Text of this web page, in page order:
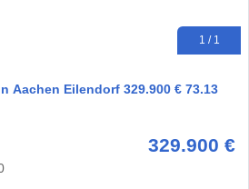
1 / 1
Aachen Eilendorf 329.900 € 73.13
329.900 €